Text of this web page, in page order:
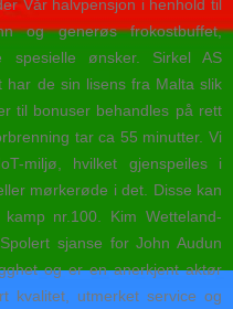
Vår halvpensjon i henhold til
og generøs frokostbuffet,
spesielle ønsker. Sirkel AS
har de sin lisens fra Malta slik
til bonuser behandles på rett
tar ca 55 minutter. Vi
miljø, hvilket gjenspeiles i
mørkerøde i det. Disse kan
nr.100. Kim Wetteland-
sjanse for John Audun
og er en anerkjent aktør
kvalitet, utmerket service og